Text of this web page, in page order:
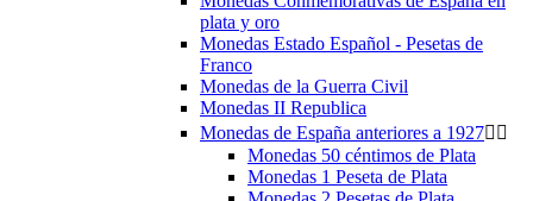
plata y oro
Monedas Estado Español - Pesetas de
Franco
Monedas de la Guerra Civil
Monedas II Republica
Monedas de España anteriores a 1927 
Monedas 50 céntimos de Plata
Monedas 1 Peseta de Plata